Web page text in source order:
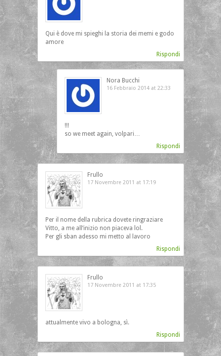
Qui è dove mi spieghi la storia dei memi e godo
amore
Rispondi
Nora Bucchi
16 Febbraio 2014 at 22:33
!!!
so we meet again, volpari…
Rispondi
Frullo
17 Novembre 2011 at 17:19
Per il nome della rubrica dovete ringraziare
Vitto, a me all’inizio non piaceva lol.
Per gli sban adesso mi metto al lavoro
Rispondi
Frullo
17 Novembre 2011 at 17:35
attualmente vivo a bologna, sì.
Rispondi